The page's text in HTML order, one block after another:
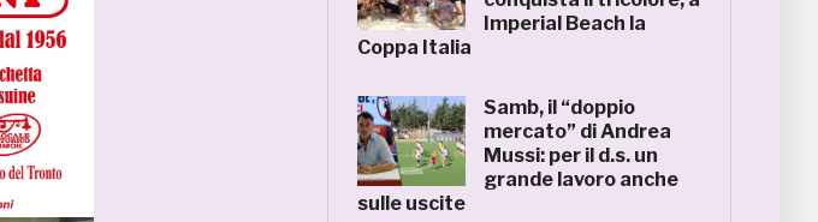
Imperial Beach la
Coppa Italia
Samb, il “doppio
mercato” di Andrea
Mussi: per il d.s. un
grande lavoro anche
sulle uscite